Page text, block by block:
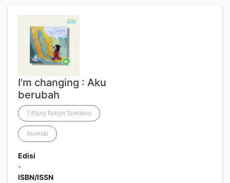
I'm changing : Aku
berubah
Tiffany Robyn Soetikno
Alvinxki
Edisi
-
ISBN/ISSN